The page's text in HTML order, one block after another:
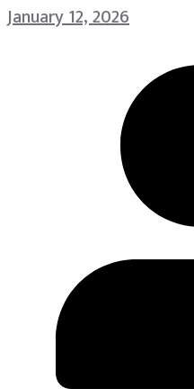
January 12, 2026